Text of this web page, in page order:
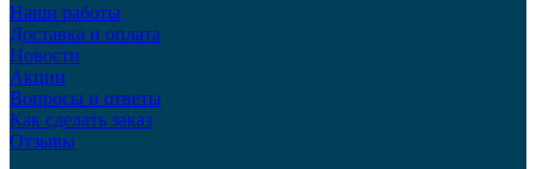
Наши работы
Доставка и оплата
Новости
Акции
Вопросы и ответы
Как сделать заказ
Отзывы